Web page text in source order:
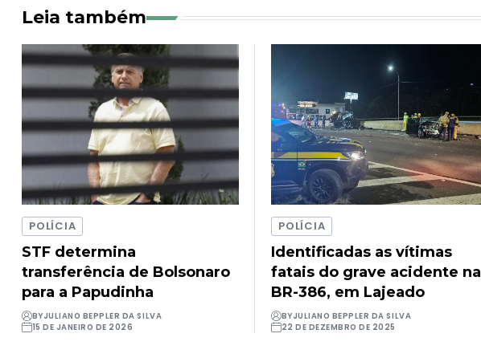
Leia também
POLÍCIA
STF determina
transferência de Bolsonaro
para a Papudinha
BYJULIANO BEPPLER DA SILVA
15 DE JANEIRO DE 2026
POLÍCIA
Identificadas as vítimas
fatais do grave acidente na
BR-386, em Lajeado
BYJULIANO BEPPLER DA SILVA
22 DE DEZEMBRO DE 2025